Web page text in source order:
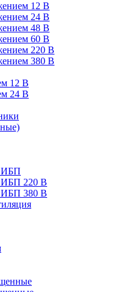
12 В
24 В
48 В
60 В
220 В
380 В
12 В
24 В
ИБП
ИБП 220 В
ИБП 380 В